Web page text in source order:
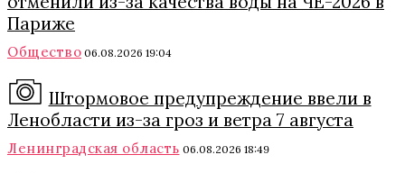
Париже
Общество 06.08.2026 19:04
Штормовое предупреждение ввели в
Ленобласти из-за гроз и ветра 7 августа
Ленинградская область 06.08.2026 18:49